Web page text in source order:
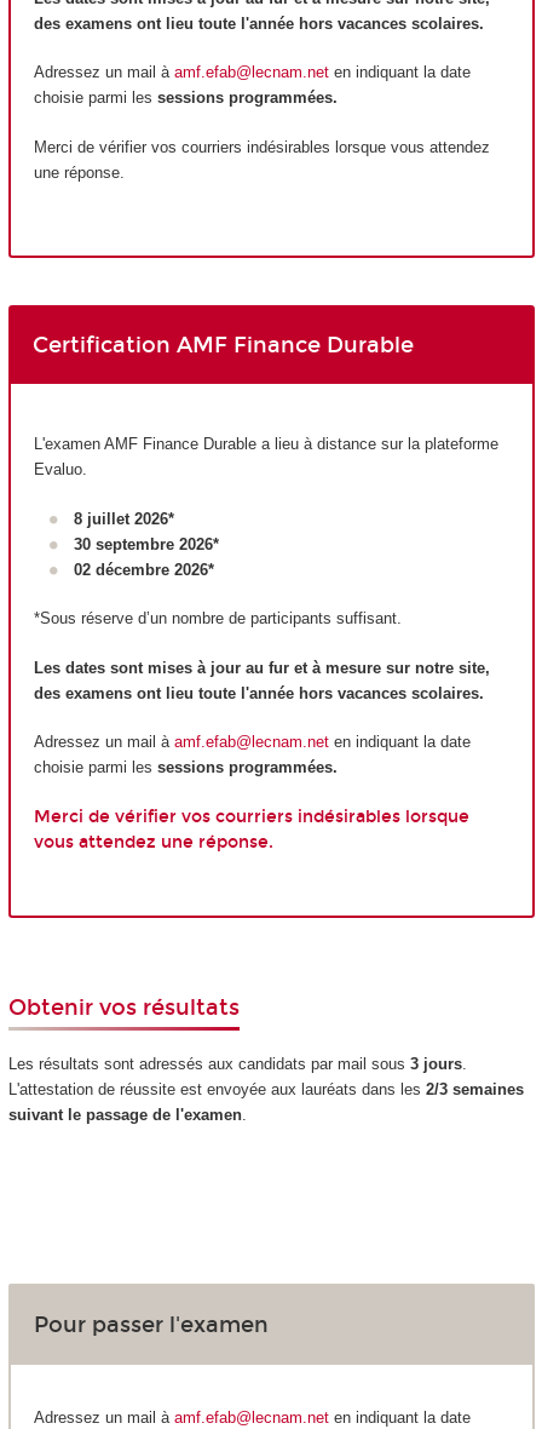
des examens ont lieu toute l'année hors vacances scolaires.
Adressez un mail à amf.efab@lecnam.net en indiquant la date
choisie parmi les sessions programmées.
Merci de vérifier vos courriers indésirables lorsque vous attendez
une réponse.
Certification AMF Finance Durable
L'examen AMF Finance Durable a lieu à distance sur la plateforme
Evaluo.
8 juillet 2026*
30 septembre 2026*
02 décembre 2026*
*Sous réserve d’un nombre de participants suffisant.
Les dates sont mises à jour au fur et à mesure sur notre site,
des examens ont lieu toute l'année hors vacances scolaires.
Adressez un mail à amf.efab@lecnam.net en indiquant la date
choisie parmi les sessions programmées.
Merci de vérifier vos courriers indésirables lorsque
vous attendez une réponse.
Obtenir vos résultats
Les résultats sont adressés aux candidats par mail sous 3 jours.
L'attestation de réussite est envoyée aux lauréats dans les 2/3 semaines
suivant le passage de l'examen.
Pour passer l'examen
Adressez un mail à amf.efab@lecnam.neten indiquant la date